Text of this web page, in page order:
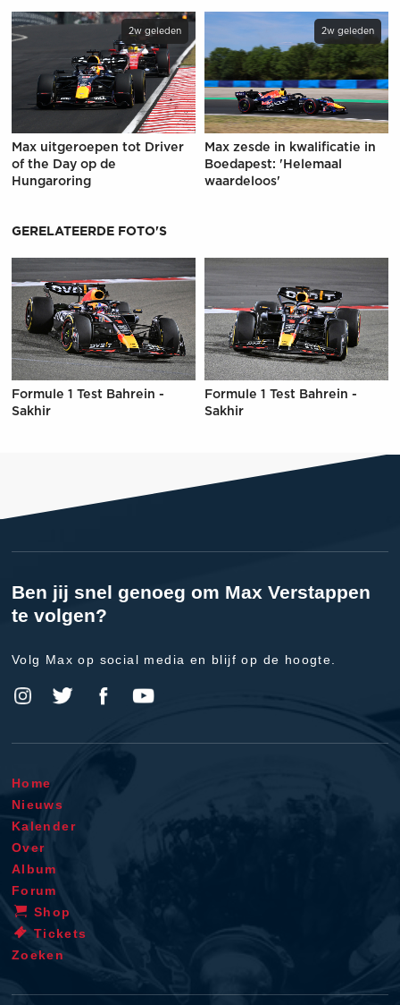
2w geleden
Max uitgeroepen tot Driver
of the Day op de
Hungaroring
2w geleden
Max zesde in kwalificatie in
Boedapest: 'Helemaal
waardeloos'
GERELATEERDE FOTO'S
Formule 1 Test Bahrein -
Sakhir
Formule 1 Test Bahrein -
Sakhir
Ben jij snel genoeg om Max Verstappen
te volgen?
Volg Max op social media en blijf op de hoogte.
Home
Nieuws
Kalender
Over
Album
Forum
Shop
Tickets
Zoeken